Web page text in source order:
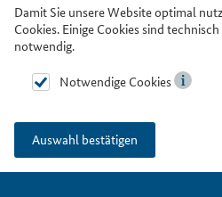
Damit Sie unsere Website optimal
Cookies. Einige Cookies sind
notwendig.
Notwendige Cookies
Auswahl bestätigen